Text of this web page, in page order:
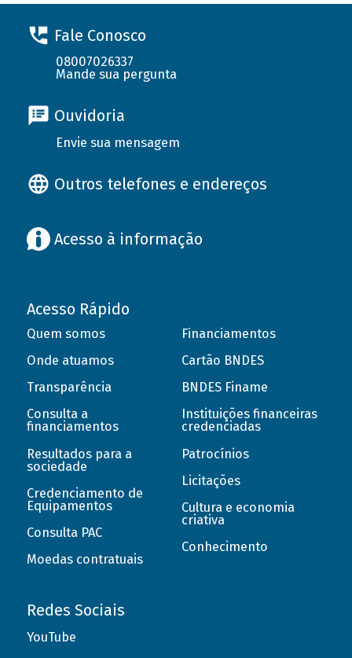
Fale Conosco
08007026337
Mande sua pergunta
Ouvidoria
Envie sua mensagem
Outros telefones e endereços
Acesso à informação
Acesso Rápido
Quem somos
Onde atuamos
Transparência
Consulta a
financiamentos
Resultados para a
sociedade
Credenciamento de
Equipamentos
Consulta PAC
Moedas contratuais
Financiamentos
Cartão BNDES
BNDES Finame
Instituições financeiras
credenciadas
Patrocínios
Licitações
Cultura e economia
criativa
Conhecimento
Redes Sociais
YouTube